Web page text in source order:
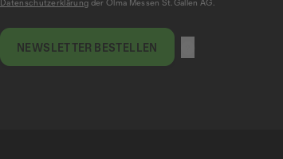
Datenschutzerklärung der Olma Messen St.Gallen AG.
NEWSLETTER BESTELLEN